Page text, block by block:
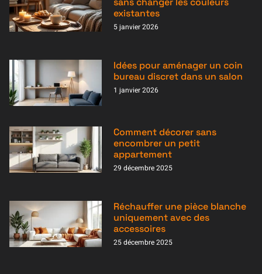
existantes
5 janvier 2026
Idées pour aménager un coin
bureau discret dans un salon
1 janvier 2026
Comment décorer sans
encombrer un petit
appartement
29 décembre 2025
Réchauffer une pièce blanche
uniquement avec des
accessoires
25 décembre 2025